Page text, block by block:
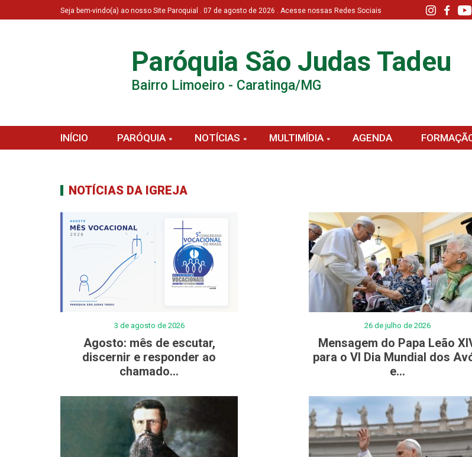
Seja bem-vindo(a) ao nosso Site Paroquial . 07 de agosto de 2026 . Acesse nossas Redes Sociais
Paróquia São Judas Tadeu
Bairro Limoeiro - Caratinga/MG
INÍCIO PARÓQUIA NOTÍCIAS MULTIMÍDIA AGENDA
NOTÍCIAS DA IGREJA
3 de agosto de 2026
Agosto: mês de escutar,
discernir e responder ao
chamado...
26 de julho de 2026
Mensagem do Papa Leão
para o VI Dia Mundial dos
e...